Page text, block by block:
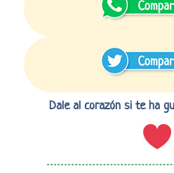
Dale al corazón si te ha